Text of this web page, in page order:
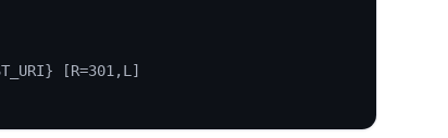
[R=301,L]